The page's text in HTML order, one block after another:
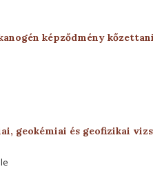
képződmény
geokémiai és geofizikai